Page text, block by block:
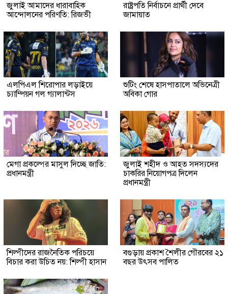
জুলাই আমাদের ধারাবাহিক
আন্দোলনের পরিণতি: রিজভী
রাষ্ট্রপতি নির্বাচনে প্রার্থী দেবে
জামায়াত
এলপিএল শিরোপার লড়াইয়ে
চ্যাম্পিয়ন গল গ্যালান্টস
শুটিং শেষে হাসপাতালে অভিনেত্রী
অবিকা গোর
মেগা প্রকল্পের মাসুল দিচ্ছে জাতি:
প্রধানমন্ত্রী
জুলাই শহীদ ও আহত সদস্যদের
চাকরির নিয়োগপত্র দিলেন
প্রধানমন্ত্রী
শিল্পীদের রাজনৈতিক পরিচয়ে
বিচার করা উচিত নয়: শিল্পী হাসান
বগুড়ায় প্রকাশ শৈলীর গৌরবের ২১
বছর উৎসব পা‌লিত